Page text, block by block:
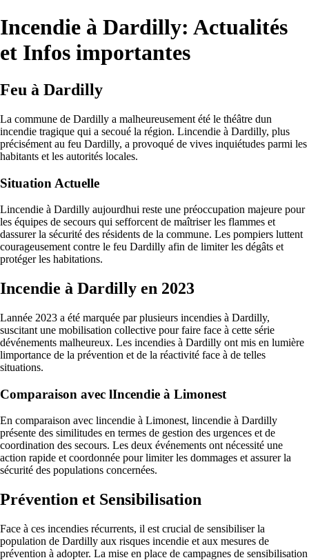
Incendie à Dardilly: Actualités
et Infos importantes
Feu à Dardilly
La commune de Dardilly a malheureusement été le théâtre dun
incendie tragique qui a secoué la région. Lincendie à Dardilly, plus
précisément au feu Dardilly, a provoqué de vives inquiétudes parmi les
habitants et les autorités locales.
Situation Actuelle
Lincendie à Dardilly aujourdhui reste une préoccupation majeure pour
les équipes de secours qui sefforcent de maîtriser les flammes et
dassurer la sécurité des résidents de la commune. Les pompiers luttent
courageusement contre le feu Dardilly afin de limiter les dégâts et
protéger les habitations.
Incendie à Dardilly en 2023
Lannée 2023 a été marquée par plusieurs incendies à Dardilly,
suscitant une mobilisation collective pour faire face à cette série
dévénements malheureux. Les incendies à Dardilly ont mis en lumière
limportance de la prévention et de la réactivité face à de telles
situations.
Comparaison avec lIncendie à Limonest
En comparaison avec lincendie à Limonest, lincendie à Dardilly
présente des similitudes en termes de gestion des urgences et de
coordination des secours. Les deux événements ont nécessité une
action rapide et coordonnée pour limiter les dommages et assurer la
sécurité des populations concernées.
Prévention et Sensibilisation
Face à ces incendies récurrents, il est crucial de sensibiliser la
population de Dardilly aux risques incendie et aux mesures de
prévention à adopter. La mise en place de campagnes de sensibilisation